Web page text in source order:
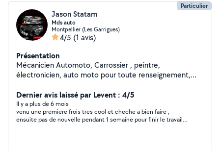
Particulier
Jason Statam
Mds auto
Montpellier (Les Garrigues)
4/5 (1 avis)
Présentation
Mécanicien Automoto, Carrossier , peintre,
électronicien, auto moto pour toute renseignement,
Dernier avis laissé par Levent : 4/5
Il y a plus de 6 mois
venu une premiere frois tres cool et cheche a bien faire ,
ensuite pas de nouvelle pendant 1 semaine pour finir le travail